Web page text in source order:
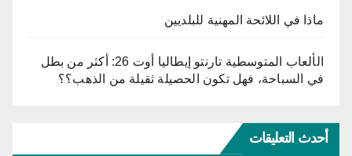
ماذا في اللائحة المهنية للبلديين
الألعاب المتوسطية تارنتو إيطاليا أوت 26: أكثر من بطل
في السباحة، فهل تكون الحصيلة ثقيلة من الذهب؟؟
أحدث التعليقات